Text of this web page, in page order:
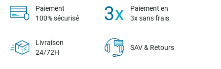
Paiement
100% sécurisé
Paiement en
3x sans frais
Livraison
24/72H
SAV & Retours